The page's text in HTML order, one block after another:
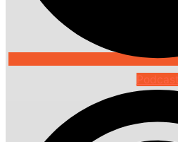
Podcast